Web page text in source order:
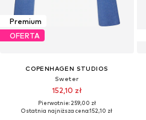
Premium
OFERTA
COPENHAGEN STUDIOS
Sweter
152,10 zł
Pierwotnie: 259,00 zł
Ostatnia najniższa cena:152,10 zł